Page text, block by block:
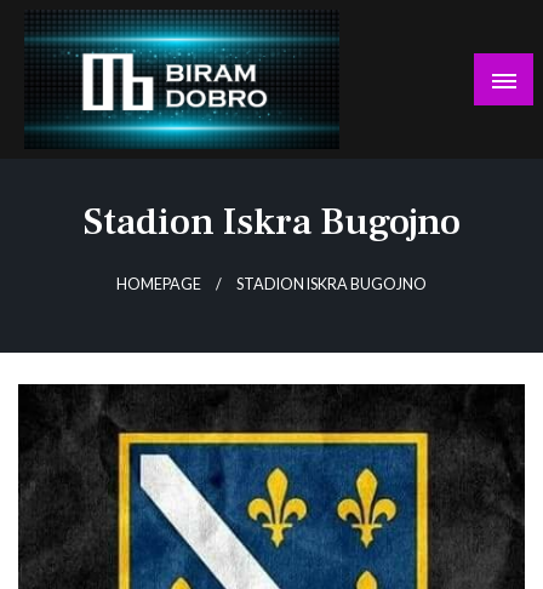
Skip
content
Stadion Iskra Bugojno
HOMEPAGE STADION ISKRA BUGOJNO